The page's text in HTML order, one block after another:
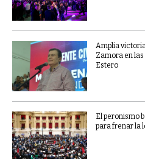
Amplia
Zamora en
Estero
El peronismo
para frenar la